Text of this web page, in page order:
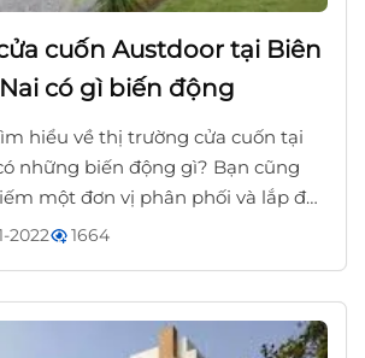
cuốn Austdoor tại Biên
có gì biến động
hiểu về thị trường cửa cuốn tại
những biến động gì? Bạn cũng
một đơn vị phân phối và lắp đặt
rẻ?
2022 1664